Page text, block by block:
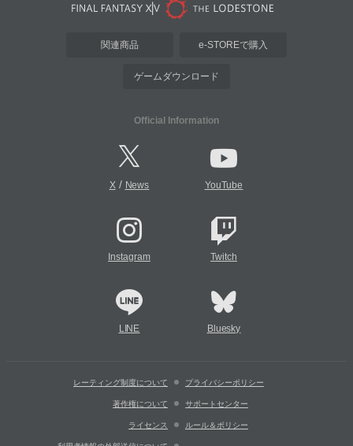
関連商品 e-STOREで購入
ゲームダウンロード
Official Information
X/ News YouTube
Instagram Twitch
LINE Bluesky
レーティング制度について プライバシーポリシー
著作権について サポートセンター
ライセンス ルール＆ポリシー